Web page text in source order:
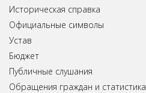
Историческая справка
Официальные символы
Устав
Бюджет
Публичные слушания
Обращения граждан и статистика